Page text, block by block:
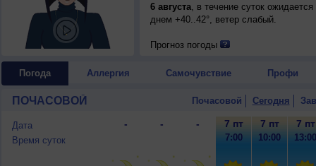
6 августа, в течение суток
днем +40..42°, ветер слабый.
Прогноз погоды
Погода Аллергия Самочувствие Профи
ПОЧАСОВОЙ Почасовой Сегодня
Дата
Время суток
- - - 7 пт
7:00
7 пт
10:00
7 пт
13:00